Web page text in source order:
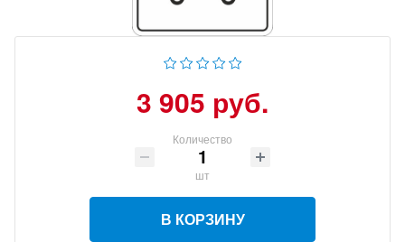
3 905 руб.
Количество
шт
В КОРЗИНУ